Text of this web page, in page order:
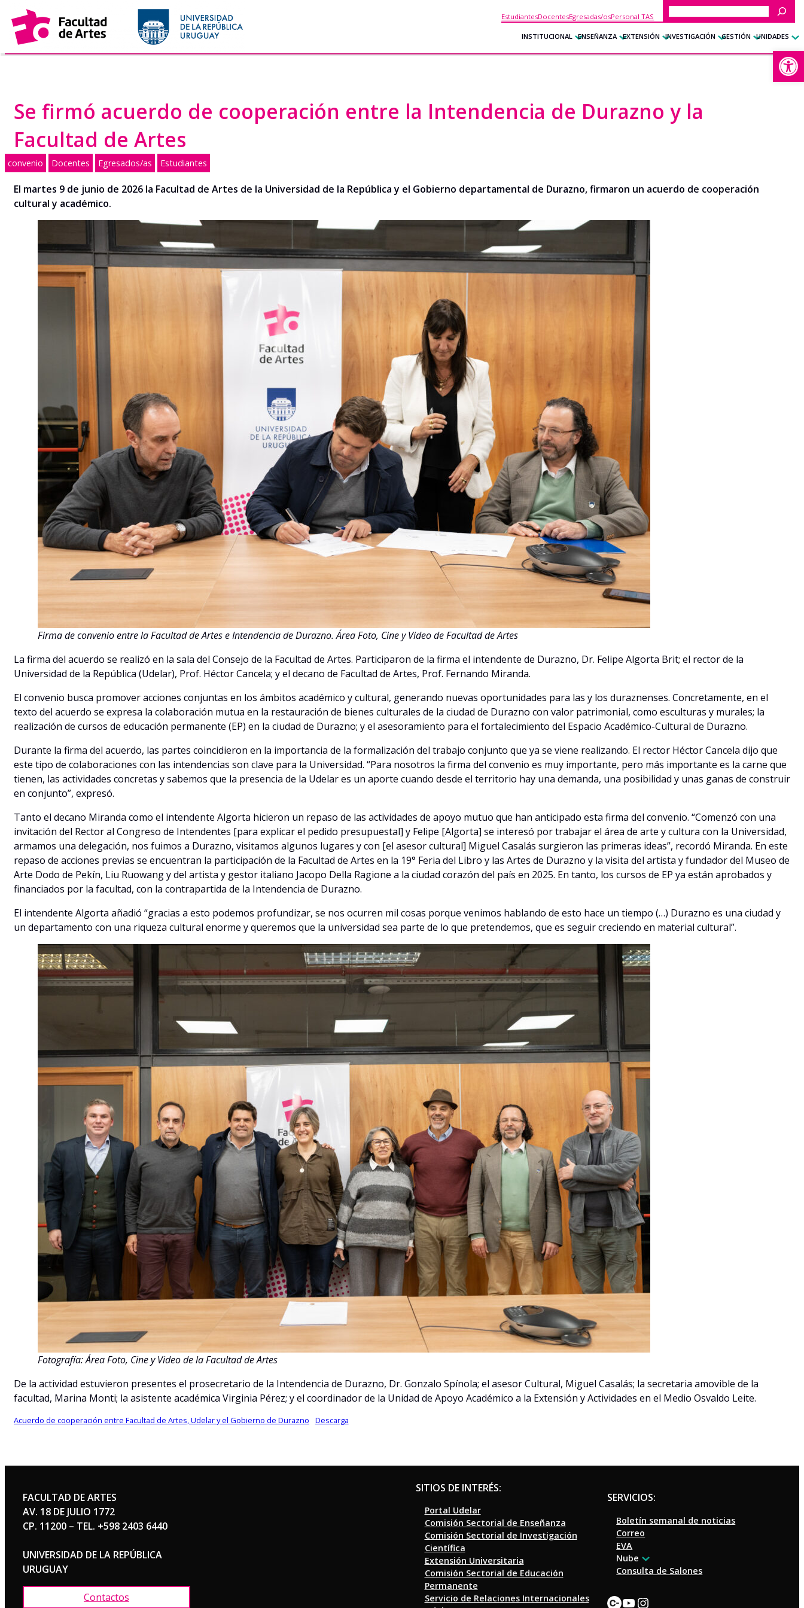
Saltar
al
contenido
EstudiantesDocentesEgresadas/osPersonal TAS
Buscar
INSTITUCIONAL ENSEÑANZA EXTENSIÓN INVESTIGACIÓN GESTIÓN UNIDADES
Se firmó acuerdo de cooperación entre la Intendencia de Durazno y la
Facultad de Artes
convenio Docentes Egresados/as Estudiantes
El martes 9 de junio de 2026 la Facultad de Artes de la Universidad de la Repúblicay el Gobierno departamental de Durazno,firmaron un acuerdo de cooperación
cultural y académico.
Firma de convenio entre la Facultad de Artes e Intendencia de Durazno. Área Foto, Cine y Video de Facultad de Artes
La firma del acuerdo se realizó en la sala del Consejo de la Facultad de Artes. Participaron de la firma el intendente de Durazno, Dr. Felipe Algorta Brit; el rector de la
Universidad de la República (Udelar), Prof. Héctor Cancela; y el decano de Facultad de Artes, Prof. Fernando Miranda.
El convenio busca promover acciones conjuntas en los ámbitos académico y cultural, generando nuevas oportunidades para las y los duraznenses. Concretamente, en el
texto del acuerdo se expresa la colaboración mutua en la restauración de bienes culturales de la ciudad de Durazno con valor patrimonial, como esculturas y murales; la
realización de cursos de educación permanente (EP) en la ciudad de Durazno; y el asesoramiento para el fortalecimiento del Espacio Académico-Cultural de Durazno.
Durante la firma del acuerdo, las partes coincidieron en la importancia de la formalización del trabajo conjunto que ya se viene realizando. El rector Héctor Cancela dijo que
este tipo de colaboraciones con las intendencias son clave para la Universidad. “Para nosotros la firma del convenio es muy importante, pero más importante es la carne que
tienen, las actividades concretas y sabemos que la presencia de la Udelar es un aporte cuando desde el territorio hay una demanda, una posibilidad y unas ganas de construir
en conjunto”, expresó.
Tanto el decano Miranda como el intendente Algorta hicieron un repaso de las actividades de apoyo mutuo que han anticipado esta firma del convenio. “Comenzó con una
invitación del Rector al Congreso de Intendentes [para explicar el pedido presupuestal] y Felipe [Algorta] se interesó por trabajar el área de arte y cultura con la Universidad,
armamos una delegación, nos fuimos a Durazno, visitamos algunos lugares y con [el asesor cultural] Miguel Casalás surgieron las primeras ideas”, recordó Miranda. En este
repaso de acciones previas se encuentran la participación de la Facultad de Artes en la 19° Feria del Libro y las Artes de Durazno y la visita del artista y fundador del Museo de
Arte Dodo de Pekín, Liu Ruowang y del artista y gestor italiano Jacopo Della Ragione a la ciudad corazón del país en 2025. En tanto, los cursos de EP ya están aprobados y
financiados por la facultad, con la contrapartida de la Intendencia de Durazno.
El intendente Algorta añadió “gracias a esto podemos profundizar, se nos ocurren mil cosas porque venimos hablando de esto hace un tiempo (…) Durazno es una ciudad y
un departamento con una riqueza cultural enorme y queremos que la universidad sea parte de lo que pretendemos, que es seguir creciendo en material cultural”.
Fotografía: Área Foto, Cine y Video de la Facultad de Artes
De la actividad estuvieron presentes el prosecretario de la Intendencia de Durazno, Dr. Gonzalo Spínola; el asesor Cultural, Miguel Casalás; la secretaria amovible de la
facultad, Marina Monti; la asistente académica Virginia Pérez; y el coordinador de la Unidad de Apoyo Académico a la Extensión y Actividades en el Medio Osvaldo Leite.
Acuerdo de cooperación entre Facultad de Artes, Udelar y el Gobierno de Durazno Descarga
FACULTAD DE ARTES
AV. 18 DE JULIO 1772
CP. 11200 – TEL. +598 2403 6440
UNIVERSIDAD DE LA REPÚBLICA
URUGUAY
Contactos
SITIOS DE INTERÉS:
Portal Udelar
Comisión Sectorial de Enseñanza
Comisión Sectorial de Investigación
Científica
Extensión Universitaria
Comisión Sectorial de Educación
Permanente
Servicio de Relaciones Internacionales
SERVICIOS:
Boletín semanal de noticias
Correo
EVA
Nube
Consulta de Salones
Enlace
YouTube
Instagram